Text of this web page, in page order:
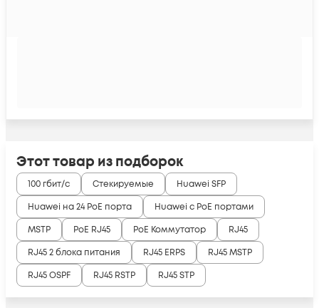
Этот товар из подборок
100 гбит/с Стекируемые
Huawei SFP
Huawei на 24 PoE порта
Huawei с PoE портами
MSTP
PoE RJ45 PoE Коммутатор
RJ45
RJ45 2 блока питания
RJ45 ERPS
RJ45 MSTP
RJ45 OSPF
RJ45 RSTP RJ45 STP